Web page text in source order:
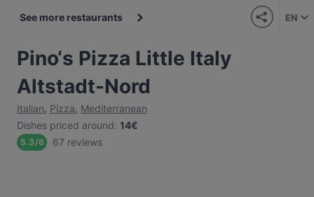
See more restaurants EN
Pino‘s Pizza Little Italy
Altstadt-Nord
Italian, Pizza, Mediterranean
Dishes priced around: 14€
5.3/6 67 reviews